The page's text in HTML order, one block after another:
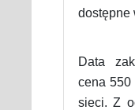
dostępne
Data
cena 550
sieci. Z